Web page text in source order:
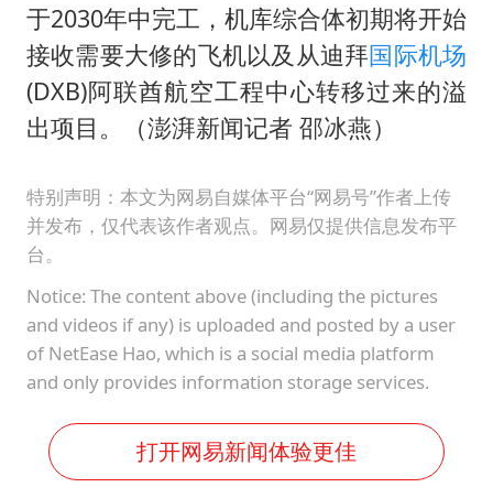
于2030年中完工，机库综合体初期将开始
接收需要大修的飞机以及从迪拜国际机场
(DXB)阿联酋航空工程中心转移过来的溢
出项目。（澎湃新闻记者 邵冰燕）
特别声明：本文为网易自媒体平台“网易号”作者上传
并发布，仅代表该作者观点。网易仅提供信息发布平
台。
Notice: The content above (including the pictures
and videos if any) is uploaded and posted by a user
of NetEase Hao, which is a social media platform
and only provides information storage services.
打开网易新闻体验更佳